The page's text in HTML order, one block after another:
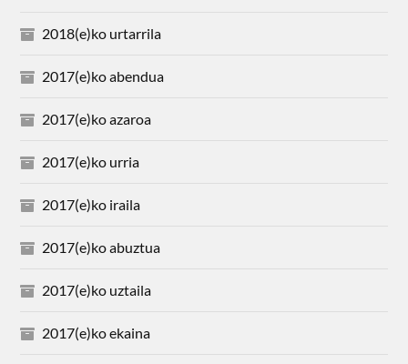
2018(e)ko urtarrila
2017(e)ko abendua
2017(e)ko azaroa
2017(e)ko urria
2017(e)ko iraila
2017(e)ko abuztua
2017(e)ko uztaila
2017(e)ko ekaina